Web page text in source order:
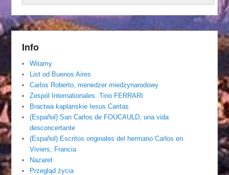
Info
Witamy
List od Buenos Aires
Carlos Roberto, menedzer miedzynarodowy
Zespól Internationales. Tino FERRARI
Bractwa kaplanskie Iesus Caritas
(Español) San Carlos de FOUCAULD, una vida
desconcertante
(Español) Escritos originales del hermano Carlos en
Viviers, Francia
Nazaret
Przegląd życia